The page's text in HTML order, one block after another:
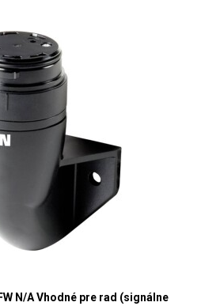
N/A Vhodné pre rad (signálne